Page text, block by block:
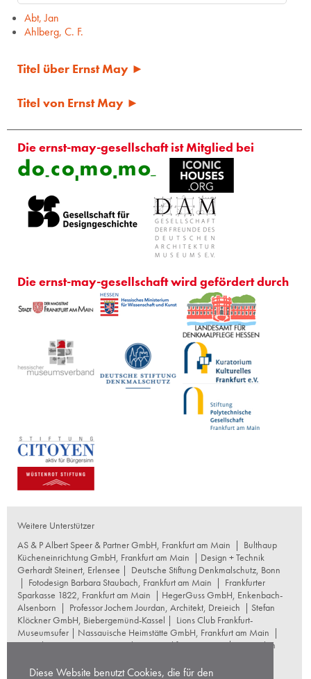
Diese Website benutzt Cookies, die für den
Abt, Jan
Ahlberg, C. F.
Titel über Ernst May ►
Titel von Ernst May ►
Die ernst-may-gesellschaft ist Mitglied bei
Die ernst-may-gesellschaft wird gefördert durch
Weitere Unterstützer
AS & P Albert Speer & Partner GmbH, Frankfurt am Main | Bulthaup
Kücheneinrichtung GmbH, Frankfurt am Main | Design + Technik
Gerhardt Steinert, Erlensee | Deutsche Stiftung Denkmalschutz, Bonn
| Fotodesign Barbara Staubach, Frankfurt am Main | Frankfurter
Sparkasse 1822, Frankfurt am Main | HegerGuss GmbH, Enkenbach-
Alsenborn | Professor Jochem Jourdan, Architekt, Dreieich | Stefan
Klöckner GmbH, Biebergemünd-Kassel | Lions Club Frankfurt-
Museumsufer | Nassauische Heimstätte GmbH, Frankfurt am Main |
Naumburg Restaurierungswerkstatt, Frankfurt am Main|Reproplan
Landschaftsbau GmbH+Co KG, Frankfurt am Main|